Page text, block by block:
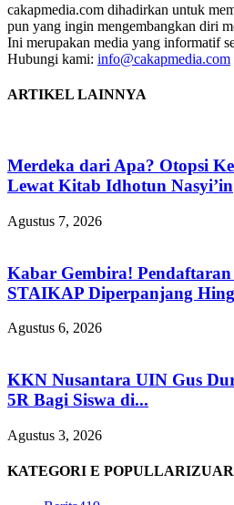
cakapmedia.com dihadirkan untuk
pun yang ingin mengembangkan diri
Ini merupakan media yang informatif
Hubungi kami: info@cakapmedia.com
ARTIKEL LAINNYA
Merdeka dari Apa? Otopsi
Lewat Kitab Idhotun Nasyi’in
Agustus 7, 2026
Kabar Gembira!
STAIKAP Diperpanjang
Agustus 6, 2026
KKN Nusantara UIN Gus
5R Bagi Siswa di...
Agustus 3, 2026
KATEGORI E POPULLARIZUAR